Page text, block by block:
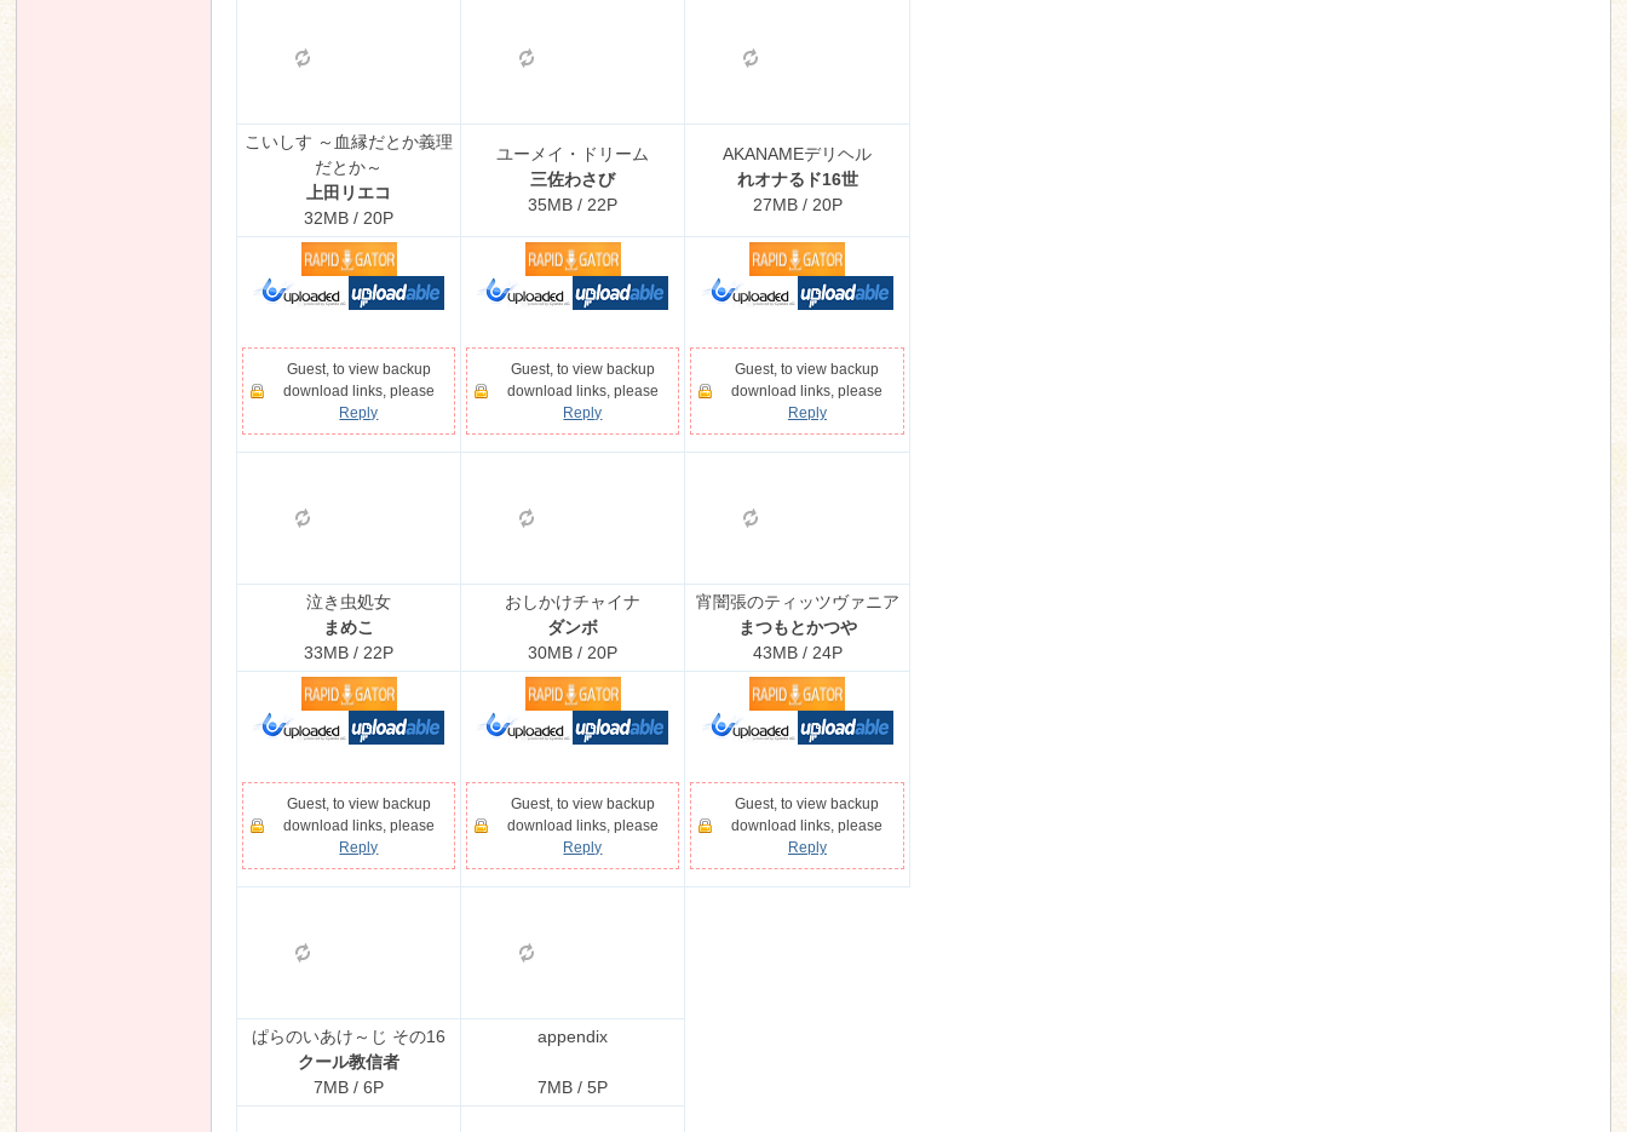
こいしす ～血縁だとか義理
だとか～
上田リエコ
32MB / 20P
ユーメイ・ドリーム
三佐わさび
35MB / 22P
AKANAMEデリヘル
れオナるド16世
27MB / 20P
Guest, to view backup
download links, please
Reply
Guest, to view backup
download links, please
Reply
Guest, to view backup
download links, please
Reply
泣き虫処女
まめこ
33MB / 22P
おしかけチャイナ
ダンボ
30MB / 20P
宵闇張のティッツヴァニア
まつもとかつや
43MB / 24P
Guest, to view backup
download links, please
Reply
Guest, to view backup
download links, please
Reply
Guest, to view backup
download links, please
Reply
ぱらのいあけ～じ その16
クール教信者
7MB / 6P
appendix
7MB / 5P